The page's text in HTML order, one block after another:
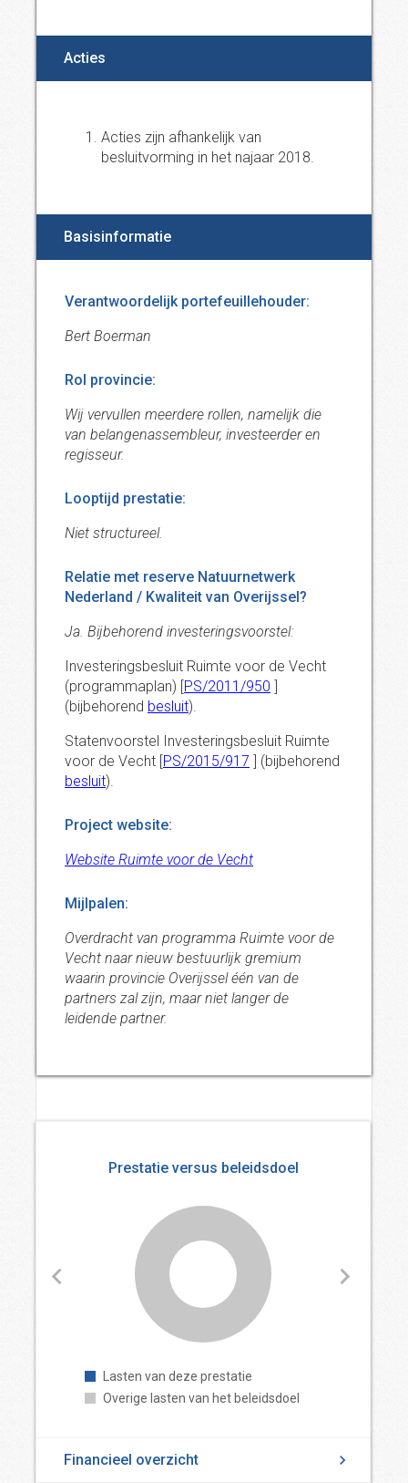
Acties
Acties zijn afhankelijk van
besluitvorming in het najaar 2018.
Basisinformatie
Verantwoordelijk portefeuillehouder:
Bert Boerman
Rol provincie:
Wij vervullen meerdere rollen, namelijk die
van belangenassembleur, investeerder en
regisseur.
Looptijd prestatie:
Niet structureel.
Relatie met reserve Natuurnetwerk
Nederland / Kwaliteit van Overijssel?
Ja. Bijbehorend investeringsvoorstel:
Investeringsbesluit Ruimte voor de Vecht
(programmaplan) [PS/2011/950 ]
(bijbehorend besluit).
Statenvoorstel Investeringsbesluit Ruimte
voor de Vecht [PS/2015/917 ] (bijbehorend
besluit).
Project website:
Website Ruimte voor de Vecht
Mijlpalen:
Overdracht van programma Ruimte voor de
Vecht naar nieuw bestuurlijk gremium
waarin provincie Overijssel één van de
partners zal zijn, maar niet langer de
leidende partner.
Prestatie versus beleidsdoel
Lasten van deze prestatie
Overige lasten van het beleidsdoel
Financieel overzicht